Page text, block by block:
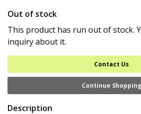
Out of stock
This product has run out of stock.
inquiry about it.
Contact Us
Continue Shopping
Description